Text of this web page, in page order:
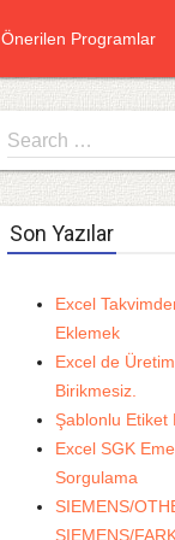
Önerilen Programlar
Search
for
Search …
Son Yazılar
Excel
Eklemek
Excel de
Birikmesiz.
Şablonlu Etiket
Excel SGK
Sorgulama
SIEMENS/
SIEMENS/